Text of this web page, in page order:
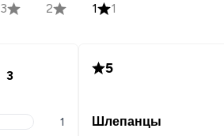
3 2 1 1
3
1
5
Шлепанцы